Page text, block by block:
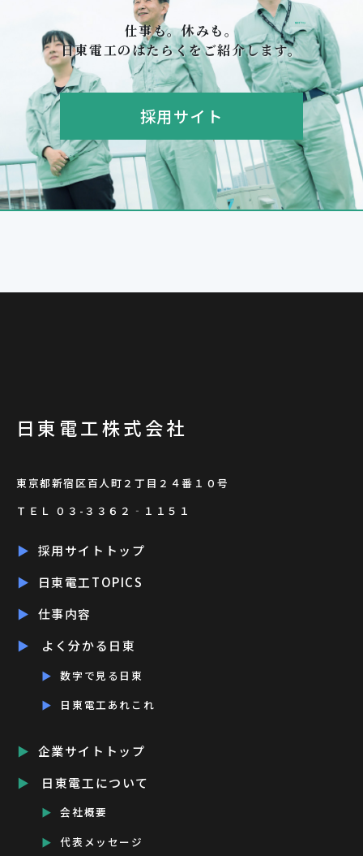
仕事も。休みも。
日東電工のはたらくをご紹介します。
採用サイト
日東電工株式会社
東京都新宿区百人町２丁目２４番１０号
ＴＥＬ ０３-３３６２‐１１５１
採用サイトトップ
日東電工TOPICS
仕事内容
よく分かる日東
数字で見る日東
日東電工あれこれ
企業サイトトップ
日東電工について
会社概要
代表メッセージ